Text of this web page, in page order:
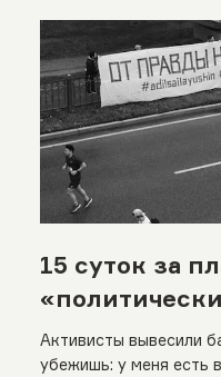
15 суток за
Активисты вывесили
убежишь: у меня есть